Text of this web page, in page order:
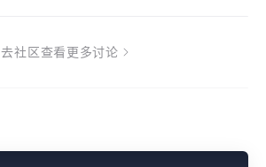
去社区查看更多讨论